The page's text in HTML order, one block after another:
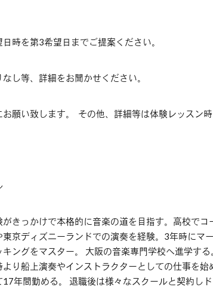
日時を第3希望日までご提案ください。
し等、詳細をお聞かせください。
願い致します。 その他、詳細等は体験レッスン
がきっかけで本格的に音楽の道を目指す。高校で
京ディズニーランドでの演奏を経験。3年時にマ
ングをマスター。 大阪の音楽専門学校へ進学す
り船上演奏やインストラクターとしての仕事を
17年間勤める。 退職後は様々なスクールと契約し